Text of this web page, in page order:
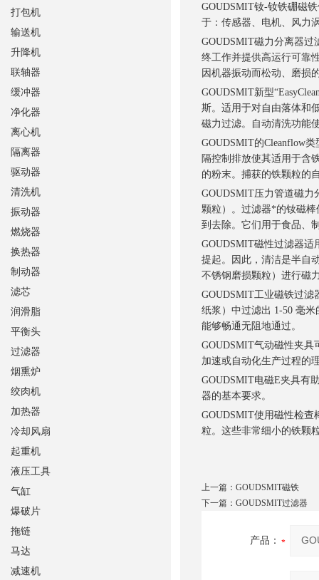
GOUDSMIT钕-钕铁硼磁
于：传感器、电机、风力
GOUDSMIT磁力分离器
终工作并提供高运行可靠
因机器振动而松动、磨损
GOUDSMIT新型
斯。适用于对自由落体和
磁力过滤。自动清洗功能
GOUDSMIT的Cleanflow
隔控制排放使其适用于含
的粉末。捕获的铁颗粒的
GOUDSMIT压力管道磁力
颗粒）。过滤器*的钕磁
到去除。它们用于食品、
GOUDSMIT磁性过滤器
提起。因此，清洁是半自
不锈钢磨损颗粒）进行磁
GOUDSMIT工业磁铁过
纸浆）中过滤出 1-50 毫
能够畅通无阻地通过。
GOUDSMIT气动磁性夹具
加速或自动化生产过程的
GOUDSMIT电磁E夹具有
器的基本要求。
GOUDSMIT使用磁性检查
粒。这些非常细小的铁颗
上一篇： GOUDSMIT磁铁
下一篇： GOUDSMIT过滤器
产品：
打包机
输送机
升降机
联轴器
缓冲器
净化器
离心机
隔离器
驱动器
清洗机
振动器
燃烧器
换热器
制动器
滤芯
润滑脂
平衡头
过滤器
烟熏炉
绞肉机
加热器
冷却风扇
起重机
液压工具
气缸
爆破片
拖链
马达
减速机